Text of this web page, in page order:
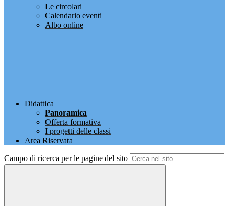
Le circolari
Calendario eventi
Albo online
Didattica
Panoramica
Offerta formativa
I progetti delle classi
Area Riservata
Campo di ricerca per le pagine del sito